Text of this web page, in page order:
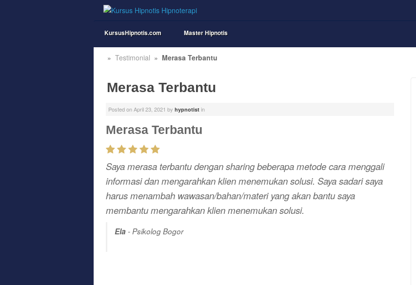
KursusHipnotis.com Master Hipnotis
» Testimonial » Merasa Terbantu
Merasa Terbantu
Posted on April 23, 2021 by hypnotist in
Merasa Terbantu
Saya merasa terbantu dengan sharing beberapa metode cara menggali
informasi dan mengarahkan klien menemukan solusi. Saya sadari saya
harus menambah wawasan/bahan/materi yang akan bantu saya
membantu mengarahkan klien menemukan solusi.
Ela- Psikolog Bogor